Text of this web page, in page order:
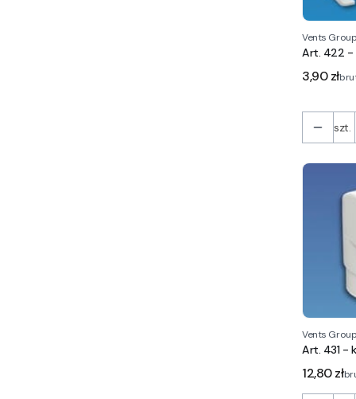
Vents Group
Art. 422 -
Cena
3,90 zł
szt.
Vents Group
Art. 431 -
Cena
12,80 zł